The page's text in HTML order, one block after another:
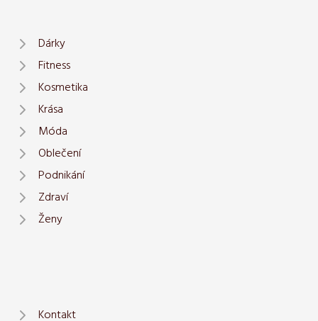
Dárky
Fitness
Kosmetika
Krása
Móda
Oblečení
Podnikání
Zdraví
Ženy
Kontakt